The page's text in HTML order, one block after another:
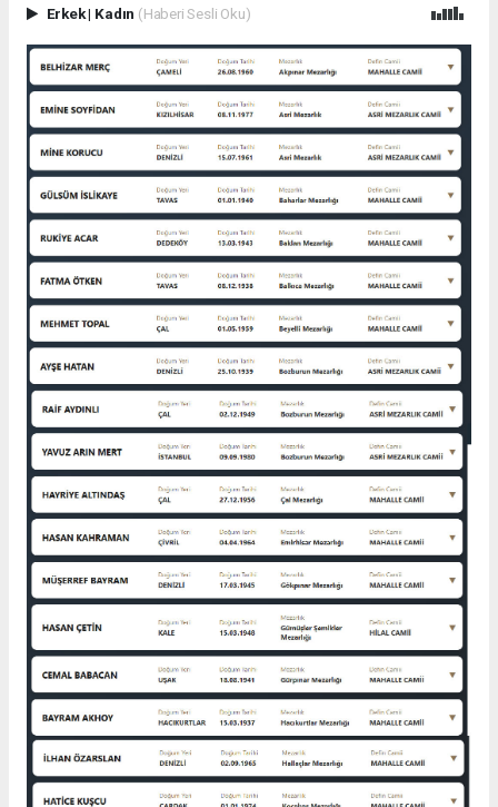
Erkek| Kadın (Haberi Sesli Oku)